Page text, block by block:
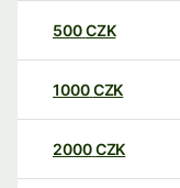
500CZK
1000CZK
2000CZK